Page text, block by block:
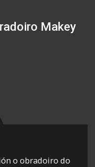
Makey
o obradoiro do